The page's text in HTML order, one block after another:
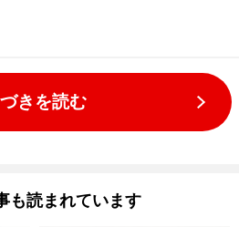
きを読む
も読まれています